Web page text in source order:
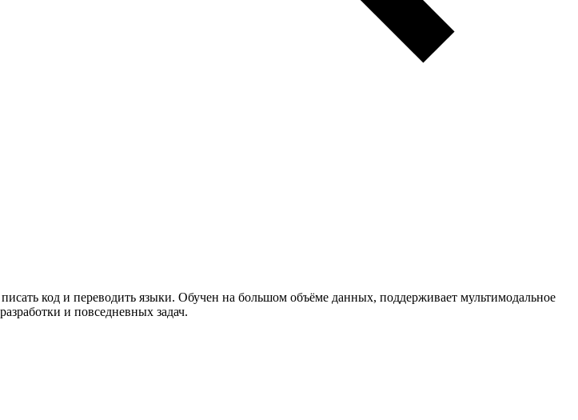
код и переводить языки. Обучен на большом объёме данных, поддерживает мультимодальное
и повседневных задач.